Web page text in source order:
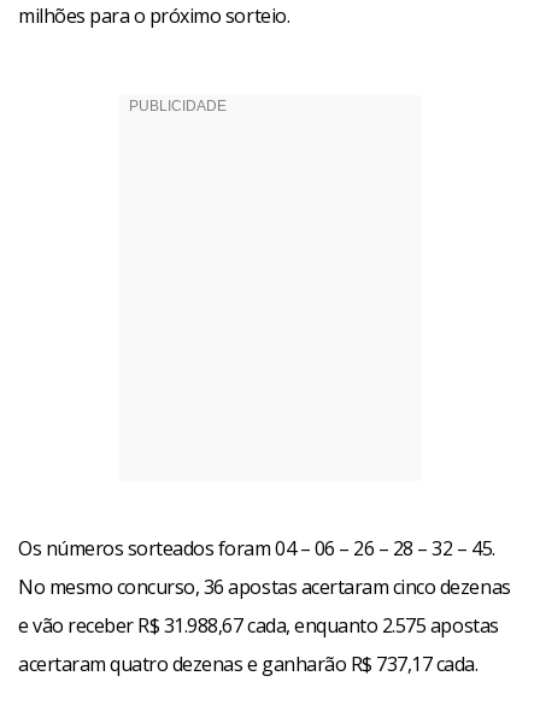
milhões para o próximo sorteio.
Os números sorteados foram 04 – 06 – 26 – 28 – 32 – 45.
No mesmo concurso, 36 apostas acertaram cinco dezenas
e vão receber R$ 31.988,67 cada, enquanto 2.575 apostas
acertaram quatro dezenas e ganharão R$ 737,17 cada.